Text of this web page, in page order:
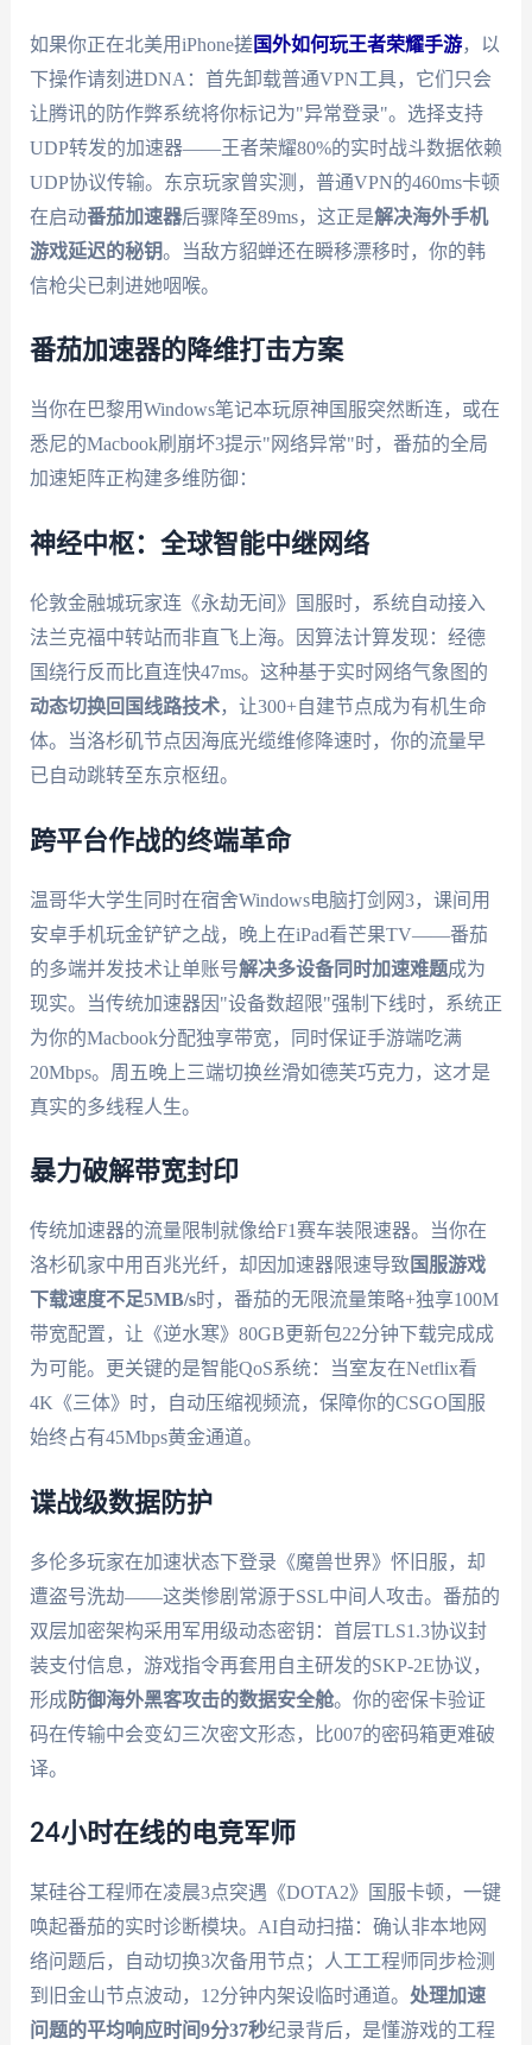
如果你正在北美用iPhone搓国外如何玩王者荣耀手游，以
下操作请刻进DNA：首先卸载普通VPN工具，它们只会
让腾讯的防作弊系统将你标记为"异常登录"。选择支持
UDP转发的加速器——王者荣耀80%的实时战斗数据依赖
UDP协议传输。东京玩家曾实测，普通VPN的460ms卡顿
在启动番茄加速器后骤降至89ms，这正是解决海外手机
游戏延迟的秘钥。当敌方貂蝉还在瞬移漂移时，你的韩
信枪尖已刺进她咽喉。
番茄加速器的降维打击方案
当你在巴黎用Windows笔记本玩原神国服突然断连，或在
悉尼的Macbook刷崩坏3提示"网络异常"时，番茄的全局
加速矩阵正构建多维防御：
神经中枢：全球智能中继网络
伦敦金融城玩家连《永劫无间》国服时，系统自动接入
法兰克福中转站而非直飞上海。因算法计算发现：经德
国绕行反而比直连快47ms。这种基于实时网络气象图的
动态切换回国线路技术，让300+自建节点成为有机生命
体。当洛杉矶节点因海底光缆维修降速时，你的流量早
已自动跳转至东京枢纽。
跨平台作战的终端革命
温哥华大学生同时在宿舍Windows电脑打剑网3，课间用
安卓手机玩金铲铲之战，晚上在iPad看芒果TV——番茄
的多端并发技术让单账号解决多设备同时加速难题成为
现实。当传统加速器因"设备数超限"强制下线时，系统正
为你的Macbook分配独享带宽，同时保证手游端吃满
20Mbps。周五晚上三端切换丝滑如德芙巧克力，这才是
真实的多线程人生。
暴力破解带宽封印
传统加速器的流量限制就像给F1赛车装限速器。当你在
洛杉矶家中用百兆光纤，却因加速器限速导致国服游戏
下载速度不足5MB/s时，番茄的无限流量策略+独享100M
带宽配置，让《逆水寒》80GB更新包22分钟下载完成成
为可能。更关键的是智能QoS系统：当室友在Netflix看
4K《三体》时，自动压缩视频流，保障你的CSGO国服
始终占有45Mbps黄金通道。
谍战级数据防护
多伦多玩家在加速状态下登录《魔兽世界》怀旧服，却
遭盗号洗劫——这类惨剧常源于SSL中间人攻击。番茄的
双层加密架构采用军用级动态密钥：首层TLS1.3协议封
装支付信息，游戏指令再套用自主研发的SKP-2E协议，
形成防御海外黑客攻击的数据安全舱。你的密保卡验证
码在传输中会变幻三次密文形态，比007的密码箱更难破
译。
24小时在线的电竞军师
某硅谷工程师在凌晨3点突遇《DOTA2》国服卡顿，一键
唤起番茄的实时诊断模块。AI自动扫描：确认非本地网
络问题后，自动切换3次备用节点；人工工程师同步检测
到旧金山节点波动，12分钟内架设临时通道。 处理加速
问题的平均响应时间9分37秒纪录背后，是懂游戏的工程